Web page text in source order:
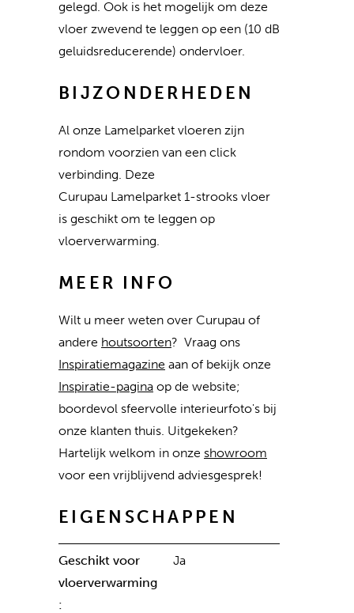
gelegd. Ook is het mogelijk om deze
vloer zwevend te leggen op een (10 dB
geluidsreducerende) ondervloer.
BIJZONDERHEDEN
Al onze Lamelparket vloeren zijn
rondom voorzien van een click
verbinding. Deze
Curupau Lamelparket 1-strooks vloer
is geschikt om te leggen op
vloerverwarming.
MEER INFO
Wilt u meer weten over Curupau of
andere houtsoorten? Vraag ons
Inspiratiemagazine aan of bekijk onze
Inspiratie-pagina op de website;
boordevol sfeervolle interieurfoto's bij
onze klanten thuis. Uitgekeken?
Hartelijk welkom in onze showroom
voor een vrijblijvend adviesgesprek!
EIGENSCHAPPEN
Geschikt voor
vloerverwarming
:
Ja